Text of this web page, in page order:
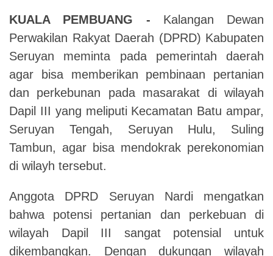
KUALA PEMBUANG - Kalangan Dewan
Perwakilan Rakyat Daerah (DPRD) Kabupaten
Seruyan meminta pada pemerintah daerah
agar bisa memberikan pembinaan pertanian
dan perkebunan pada masarakat di wilayah
Dapil III yang meliputi Kecamatan Batu ampar,
Seruyan Tengah, Seruyan Hulu, Suling
Tambun, agar bisa mendokrak perekonomian
di wilayh tersebut.
Anggota DPRD Seruyan Nardi mengatkan
bahwa potensi pertanian dan perkebuan di
wilayah Dapil III sangat potensial untuk
dikembangkan. Dengan dukungan wilayah